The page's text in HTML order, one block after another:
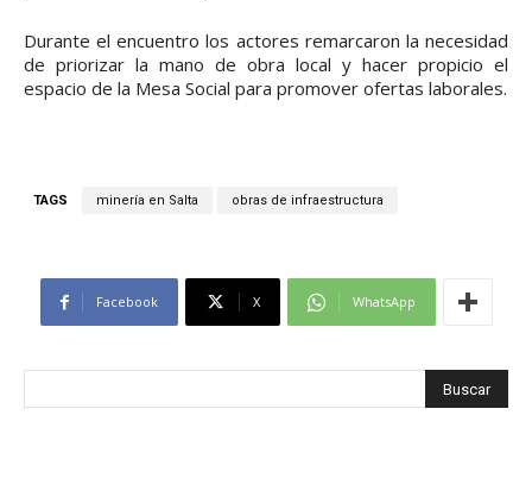
Durante el encuentro los actores remarcaron la necesidad
de priorizar la mano de obra local y hacer propicio el
espacio de la Mesa Social para promover ofertas laborales.
TAGS minería en Salta obras de infraestructura
Facebook X WhatsApp